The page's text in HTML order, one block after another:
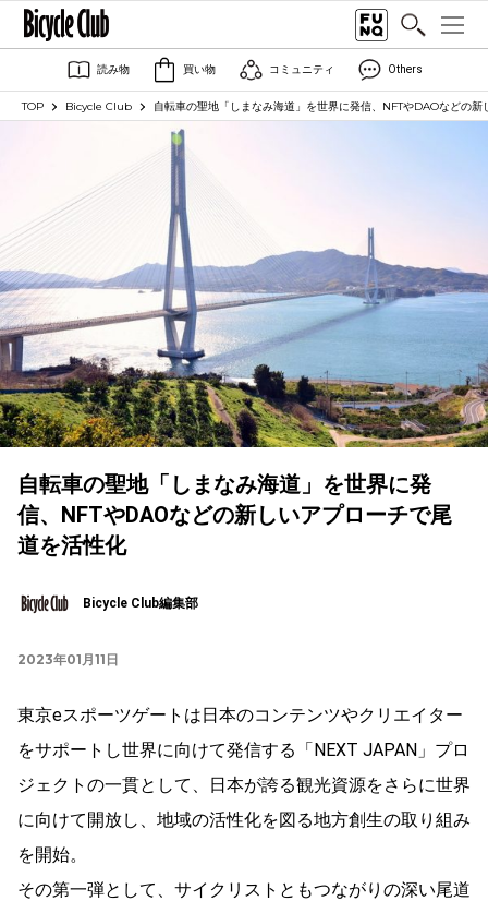
読み物 買い物 コミュニティ Others
TOP Bicycle Club 自転車の聖地「しまなみ海道」を世界に発信、NFTやDAOなどの
自転車の聖地「しまなみ海道」を世界に発
信、NFTやDAOなどの新しいアプローチで尾
道を活性化
Bicycle Club編集部
2023年01月11日
東京eスポーツゲートは日本のコンテンツやクリエイター
をサポートし世界に向けて発信する「NEXT JAPAN」プロ
ジェクトの一貫として、日本が誇る観光資源をさらに世界
に向けて開放し、地域の活性化を図る地方創生の取り組み
を開始。
その第一弾として、サイクリストともつながりの深い尾道